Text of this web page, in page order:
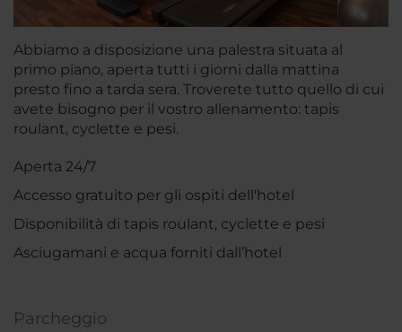
Abbiamo a disposizione una palestra situata al
primo piano, aperta tutti i giorni dalla mattina
presto fino a tarda sera. Troverete tutto quello di cui
avete bisogno per il vostro allenamento: tapis
roulant, cyclette e pesi.
Aperta 24/7
Accesso gratuito per gli ospiti dell'hotel
Disponibilità di tapis roulant, cyclette e pesi
Asciugamani e acqua forniti dall’hotel
Parcheggio